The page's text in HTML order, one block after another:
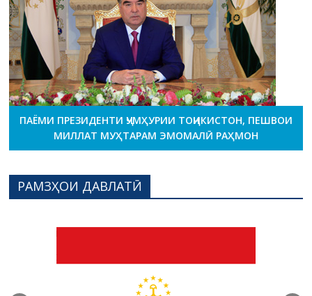
ПАЁМИ ПРЕЗИДЕНТИ ҶУМҲУРИИ ТОҶИКИСТОН, ПЕШВОИ
МИЛЛАТ МУҲТАРАМ ЭМОМАЛӢ РАҲМОН
РАМЗҲОИ ДАВЛАТӢ